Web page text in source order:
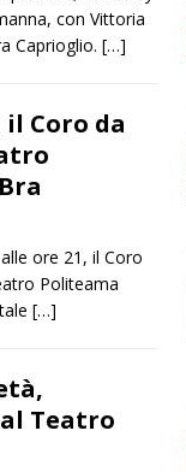
con Vittoria
Caprioglio. […]
Coro da
ore 21, il Coro
Politeama
[…]
Teatro